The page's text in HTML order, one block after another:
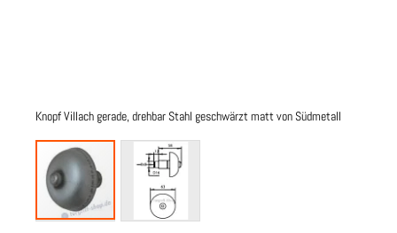
Knopf Villach gerade, drehbar Stahl geschwärzt matt von Südmetall